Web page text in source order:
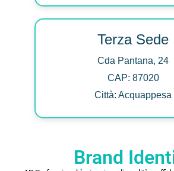
Terza Sede
Cda Pantana, 24
CAP: 87020
Città: Acquappesa
Brand